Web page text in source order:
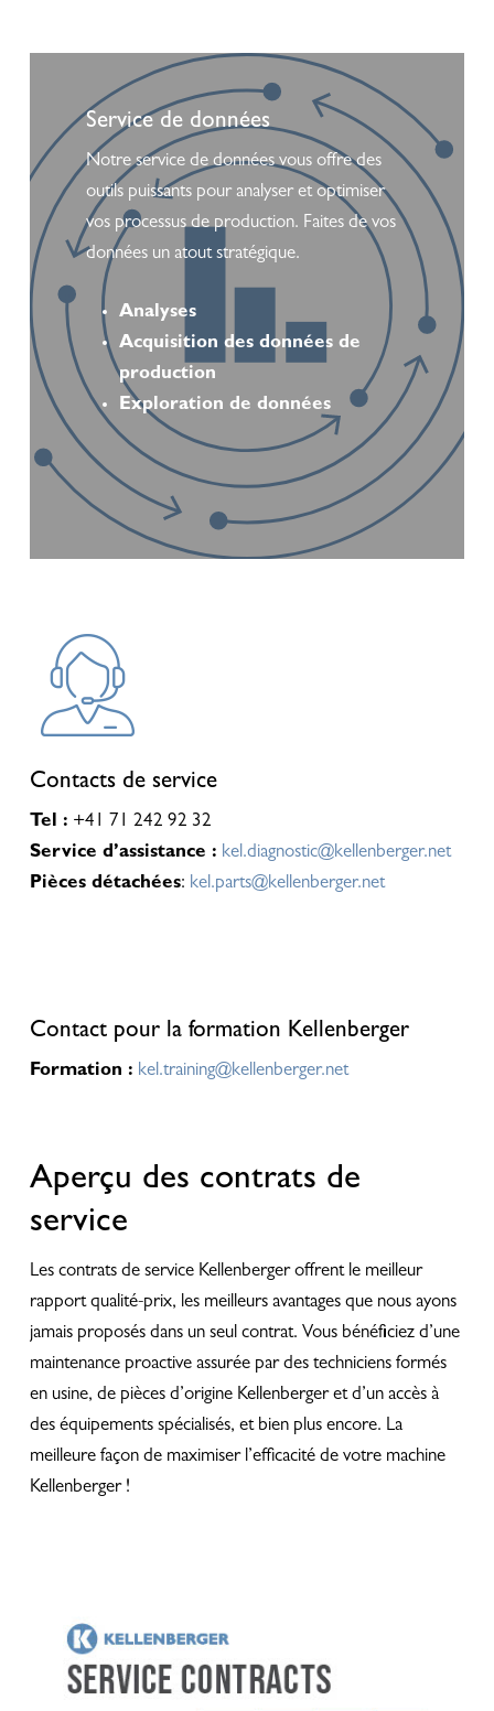
Service de données
Notre service de données vous offre des
outils puissants pour analyser et optimiser
vos processus de production. Faites de vos
données un atout stratégique.
Analyses
Acquisition des données de
production
Exploration de données
Contacts de service
Tel : +41 71 242 92 32
Service d’assistance : kel.diagnostic@kellenberger.net
Pièces détachées: kel.parts@kellenberger.net
Contact pour la formation Kellenberger
Formation : kel.training@kellenberger.net
Aperçu des contrats de
service
Les contrats de service Kellenberger offrent le meilleur
rapport qualité-prix, les meilleurs avantages que nous ayons
jamais proposés dans un seul contrat. Vous bénéficiez d’une
maintenance proactive assurée par des techniciens formés
en usine, de pièces d’origine Kellenberger et d’un accès à
des équipements spécialisés, et bien plus encore. La
meilleure façon de maximiser l’efficacité de votre machine
Kellenberger !